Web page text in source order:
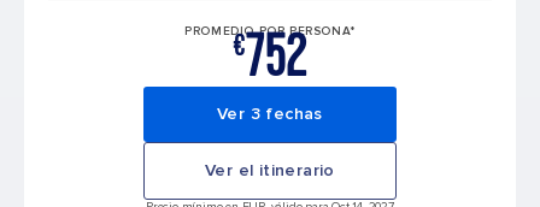
PROMEDIO POR PERSONA*
€752
Ver 3 fechas
Ver el itinerario